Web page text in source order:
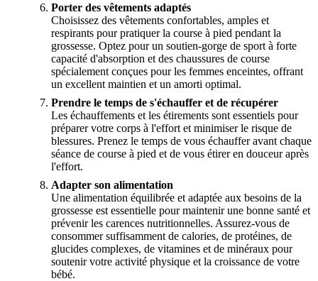
Porter des vêtements adaptés
Choisissez des vêtements confortables, amples et
respirants pour pratiquer la course à pied pendant la
grossesse. Optez pour un soutien-gorge de sport à forte
capacité d'absorption et des chaussures de course
spécialement conçues pour les femmes enceintes, offrant
un excellent maintien et un amorti optimal.
Prendre le temps de s'échauffer et de récupérer
Les échauffements et les étirements sont essentiels pour
préparer votre corps à l'effort et minimiser le risque de
blessures. Prenez le temps de vous échauffer avant chaque
séance de course à pied et de vous étirer en douceur après
l'effort.
Adapter son alimentation
Une alimentation équilibrée et adaptée aux besoins de la
grossesse est essentielle pour maintenir une bonne santé et
prévenir les carences nutritionnelles. Assurez-vous de
consommer suffisamment de calories, de protéines, de
glucides complexes, de vitamines et de minéraux pour
soutenir votre activité physique et la croissance de votre
bébé.